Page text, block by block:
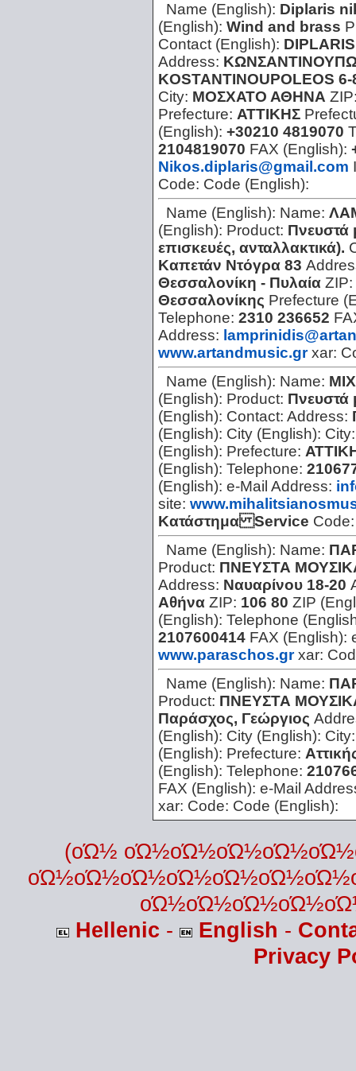
Name (English): Diplaris
(English): Wind and brass
Contact (English):
Address:
KOSTANTINOUPOLEOS 6-
City: ΜΟΣΧΑΤΟ ΑΘΗΝΑ
Prefecture: ΑΤΤΙΚΗΣ
(English): +30210 4819070
2104819070 FAX (English):
Nikos.diplaris@gmail.com
Code: Code (English):
Name (English): Name:
(English): Product: Πνευστά
επισκευές, ανταλλακτικά).
Καπετάν Ντόγρα 83
Θεσσαλονίκη - Πυλαία ZIP:
Θεσσαλονίκης Prefecture
Telephone: 2310 236652
Address:
www.artandmusic.gr xar:
Name (English): Name:
(English): Product: Πνευστά
(English): Contact: Address:
(English): City (English):
(English): Prefecture:
(English): Telephone:
(English): e-Mail Address:
site:
Κατάστημα Service
Name (English): Name:
Product: ΠΝΕΥΣΤΑ
Address: Ναυαρίνου 18-20
Αθήνα ZIP: 106 80 ZIP
(English): Telephone
2107600414 FAX (English):
www.paraschos.gr xar:
Name (English): Name:
Product: ΠΝΕΥΣΤΑ
Παράσχος, Γεώργιος
(English): City (English):
(English): Prefecture:
(English): Telephone:
FAX (English): e-Mail
xar: Code: Code (English):
(οΏ½
Hellenic - English -
Privacy